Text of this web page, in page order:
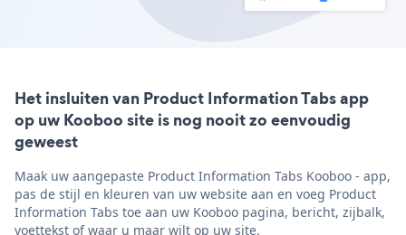
Het insluiten van Product Information Tabs app
op uw Kooboo site is nog nooit zo eenvoudig
geweest
Maak uw aangepaste Product Information Tabs Kooboo - app,
pas de stijl en kleuren van uw website aan en voeg Product
Information Tabs toe aan uw Kooboo pagina, bericht, zijbalk,
voettekst of waar u maar wilt op uw site.